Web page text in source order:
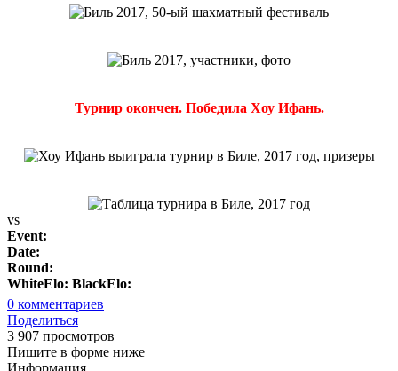
Турнир окончен. Победила Хоу Ифань.
vs
Event:
Date:
Round:
WhiteElo: BlackElo:
0 комментариев
Поделиться
3 907 просмотров
Пишите в форме ниже
Информация